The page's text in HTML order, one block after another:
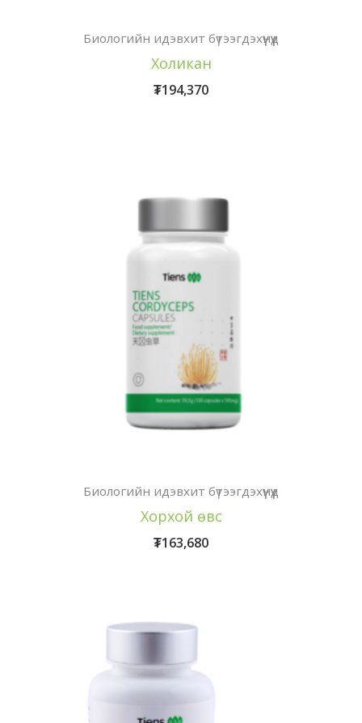
Биологийн идэвхит бүтээгдэхүүнүүд
Холикан
₮194,370
Биологийн идэвхит бүтээгдэхүүнүүд
Хорхой өвс
₮163,680